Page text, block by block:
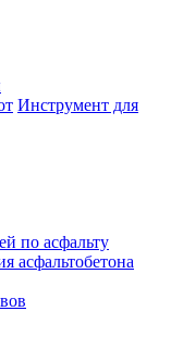
Инструмент для
по асфальту
асфальтобетона